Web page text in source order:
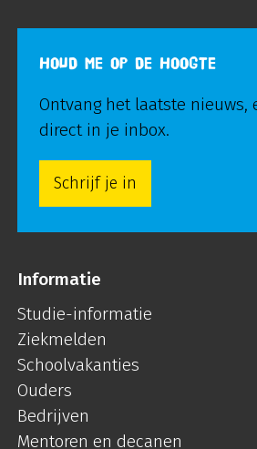
HOUD ME OP DE HOOGTE
Ontvang het laatste nieuws,
direct in je inbox.
Schrijf je in
Informatie
Studie-informatie
Ziekmelden
Schoolvakanties
Ouders
Bedrijven
Mentoren en decanen